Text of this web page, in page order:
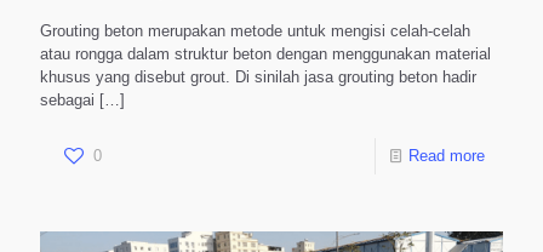
Grouting beton merupakan metode untuk mengisi celah-celah
atau rongga dalam struktur beton dengan menggunakan material
khusus yang disebut grout. Di sinilah jasa grouting beton hadir
sebagai […]
0 Read more